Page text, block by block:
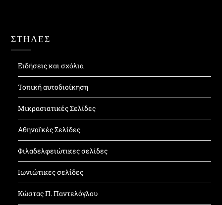
ΣΤΗΛΕΣ
Ειδήσεις και σχόλια
Τοπική αυτοδιοίκηση
Μικρασιατικές Σελίδες
Αθηναϊκές Σελίδες
Φιλαδελφειώτικες σελίδες
Ιωνιώτικες σελίδες
Κώστας Π. Παντελόγλου